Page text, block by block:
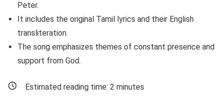
Peter.
It includes the original Tamil lyrics and their English
transliteration.
The song emphasizes themes of constant presence and
support from God.
Estimated reading time: 2 minutes